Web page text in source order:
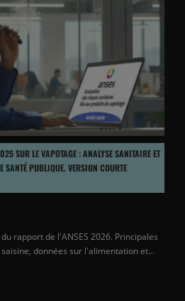
SUR LE VAPOTAGE : ANALYSE SANITAIRE ET
SANTÉ PUBLIQUE. VERSION COURTE
rapport de l'ANSES 2026. Principales
données sur l'alimentation et...